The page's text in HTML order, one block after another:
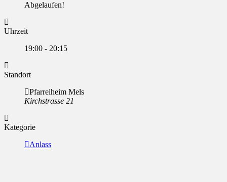
Abgelaufen!
Uhrzeit
19:00 - 20:15
Standort
Pfarreiheim Mels
Kirchstrasse 21
Kategorie
Anlass